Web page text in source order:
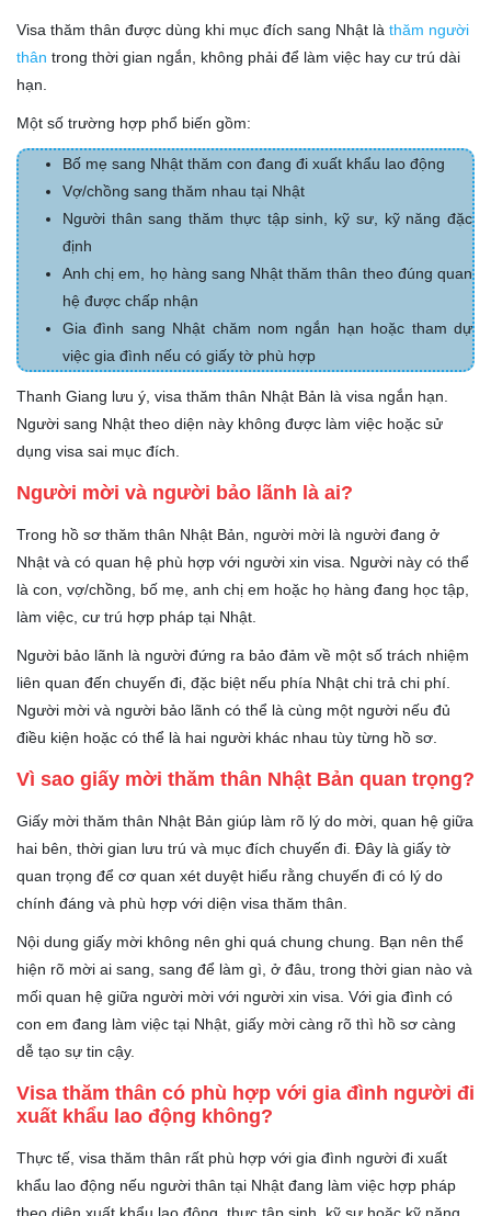
Visa thăm thân được dùng khi mục đích sang Nhật là thăm người
thân trong thời gian ngắn, không phải để làm việc hay cư trú dài
hạn.
Một số trường hợp phổ biến gồm:
Bố mẹ sang Nhật thăm con đang đi xuất khẩu lao động
Vợ/chồng sang thăm nhau tại Nhật
Người thân sang thăm thực tập sinh, kỹ sư, kỹ năng đặc
định
Anh chị em, họ hàng sang Nhật thăm thân theo đúng quan
hệ được chấp nhận
Gia đình sang Nhật chăm nom ngắn hạn hoặc tham dự
việc gia đình nếu có giấy tờ phù hợp
Thanh Giang lưu ý, visa thăm thân Nhật Bản là visa ngắn hạn.
Người sang Nhật theo diện này không được làm việc hoặc sử
dụng visa sai mục đích.
Người mời và người bảo lãnh là ai?
Trong hồ sơ thăm thân Nhật Bản, người mời là người đang ở
Nhật và có quan hệ phù hợp với người xin visa. Người này có thể
là con, vợ/chồng, bố mẹ, anh chị em hoặc họ hàng đang học tập,
làm việc, cư trú hợp pháp tại Nhật.
Người bảo lãnh là người đứng ra bảo đảm về một số trách nhiệm
liên quan đến chuyến đi, đặc biệt nếu phía Nhật chi trả chi phí.
Người mời và người bảo lãnh có thể là cùng một người nếu đủ
điều kiện hoặc có thể là hai người khác nhau tùy từng hồ sơ.
Vì sao giấy mời thăm thân Nhật Bản quan trọng?
Giấy mời thăm thân Nhật Bản giúp làm rõ lý do mời, quan hệ giữa
hai bên, thời gian lưu trú và mục đích chuyến đi. Đây là giấy tờ
quan trọng để cơ quan xét duyệt hiểu rằng chuyến đi có lý do
chính đáng và phù hợp với diện visa thăm thân.
Nội dung giấy mời không nên ghi quá chung chung. Bạn nên thể
hiện rõ mời ai sang, sang để làm gì, ở đâu, trong thời gian nào và
mối quan hệ giữa người mời với người xin visa. Với gia đình có
con em đang làm việc tại Nhật, giấy mời càng rõ thì hồ sơ càng
dễ tạo sự tin cậy.
Visa thăm thân có phù hợp với gia đình người đi
xuất khẩu lao động không?
Thực tế, visa thăm thân rất phù hợp với gia đình người đi xuất
khẩu lao động nếu người thân tại Nhật đang làm việc hợp pháp
theo diện xuất khẩu lao động, thực tập sinh, kỹ sư hoặc kỹ năng